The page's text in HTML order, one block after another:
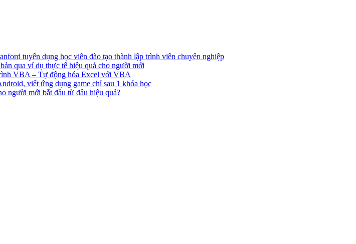
tuyển dụng học viên đào tạo thành lập trình viên chuyên nghiệp
qua ví dụ thực tế hiệu quả cho người mới
VBA – Tự động hóa Excel với VBA
viết ứng dụng game chỉ sau 1 khóa học
người mới bắt đầu từ đâu hiệu quả?